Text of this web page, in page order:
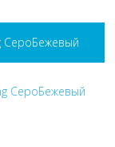
СероБежевый